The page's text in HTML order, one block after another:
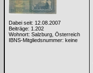
Dabei seit: 12.08.2007
Beiträge: 1.202
Wohnort: Salzburg, Österreich
IBNS-Mitgliedsnummer: keine